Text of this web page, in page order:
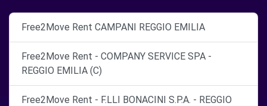
Free2Move Rent CAMPANI REGGIO EMILIA
Free2Move Rent - COMPANY SERVICE SPA -
REGGIO EMILIA (C)
Free2Move Rent - F.LLI BONACINI S.P.A. - REGGIO